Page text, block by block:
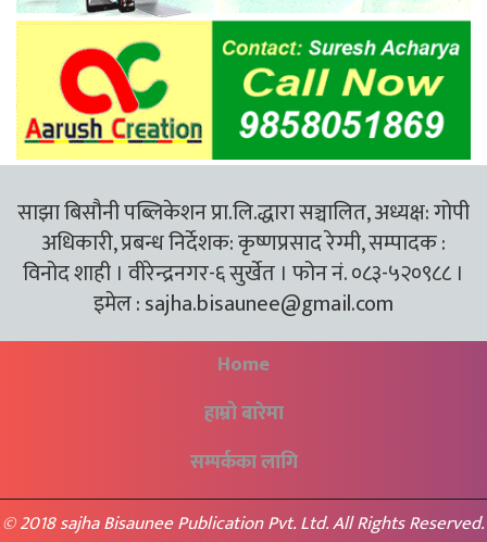
साझा बिसौनी पब्लिकेशन प्रा.लि.द्धारा सञ्चालित, अध्यक्ष: गोपी
अधिकारी, प्रबन्ध निर्देशक: कृष्णप्रसाद रेग्मी, सम्पादक :
विनोद शाही । वीरेन्द्रनगर-६ सुर्खेत । फोन नं. ०८३-५२०९८८ ।
इमेल :sajha.bisaunee@gmail.com
Home
हाम्रो बारेमा
सम्पर्कका लागि
© 2018 sajha Bisaunee Publication Pvt. Ltd. All Rights Reserved.